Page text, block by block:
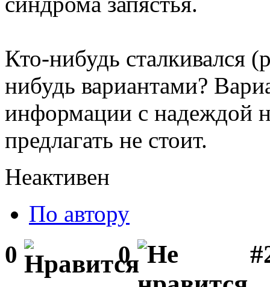
Кто-нибудь сталкивался
нибудь вариантами?
информации с надеждой
предлагать не стоит.
Неактивен
По автору
0 0